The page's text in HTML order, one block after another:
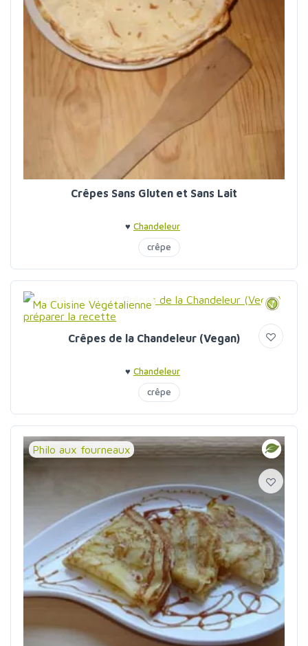
Crêpes Sans Gluten et Sans Lait
♥ Chandeleur
crêpe
Ma Cuisine Végétalienne
Crêpes de la Chandeleur (Vegan)
♥ Chandeleur
crêpe
Philo aux fourneaux